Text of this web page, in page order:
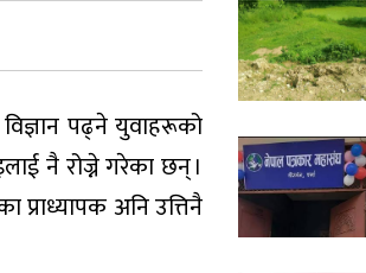
पढ्ने युवाहरूको
नै रोज्ने गरेका छन् ।
प्राध्यापक अनि उत्तिनै